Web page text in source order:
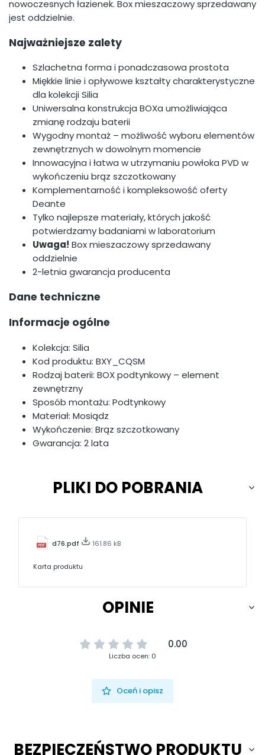
nowoczesnych łazienek. Box mieszaczowy sprzedawany
jest oddzielnie.
Najważniejsze zalety
Szlachetna forma i ponadczasowa prostota
Miękkie linie i opływowe kształty charakterystyczne
dla kolekcji Silia
Uniwersalna konstrukcja BOXa umożliwiająca
zmianę rodzaju baterii
Wygodny montaż – możliwość wyboru elementów
zewnętrznych w dowolnym momencie
Innowacyjna i łatwa w utrzymaniu powłoka PVD w
wykończeniu brąz szczotkowany
Komplementarność i kompleksowość oferty
Deante
Tylko najlepsze materiały, których jakość
potwierdzamy badaniami w laboratorium
Uwaga! Box mieszaczowy sprzedawany
oddzielnie
2-letnia gwarancja producenta
Dane techniczne
Informacje ogólne
Kolekcja: Silia
Kod produktu: BXY_CQSM
Rodzaj baterii: BOX podtynkowy – element
zewnętrzny
Sposób montażu: Podtynkowy
Materiał: Mosiądz
Wykończenie: Brąz szczotkowany
Gwarancja: 2 lata
PLIKI DO POBRANIA
d76.pdf 161.86 kB
Karta produktu
OPINIE
0.00
Liczba ocen: 0
Oceń i opisz
BEZPIECZEŃSTWO PRODUKTU